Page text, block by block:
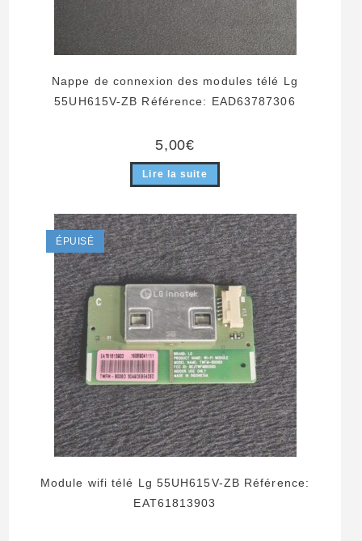
Nappe de connexion des modules télé Lg
55UH615V-ZB Référence: EAD63787306
5,00€
Lire la suite
ÉPUISÉ
Module wifi télé Lg 55UH615V-ZB Référence:
EAT61813903